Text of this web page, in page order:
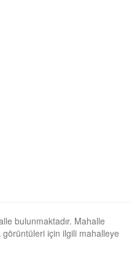
bulunmaktadır. Mahalle
görüntüleri için ilgili mahalleye